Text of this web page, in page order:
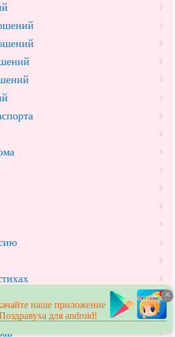
×
наше приложение
для android!